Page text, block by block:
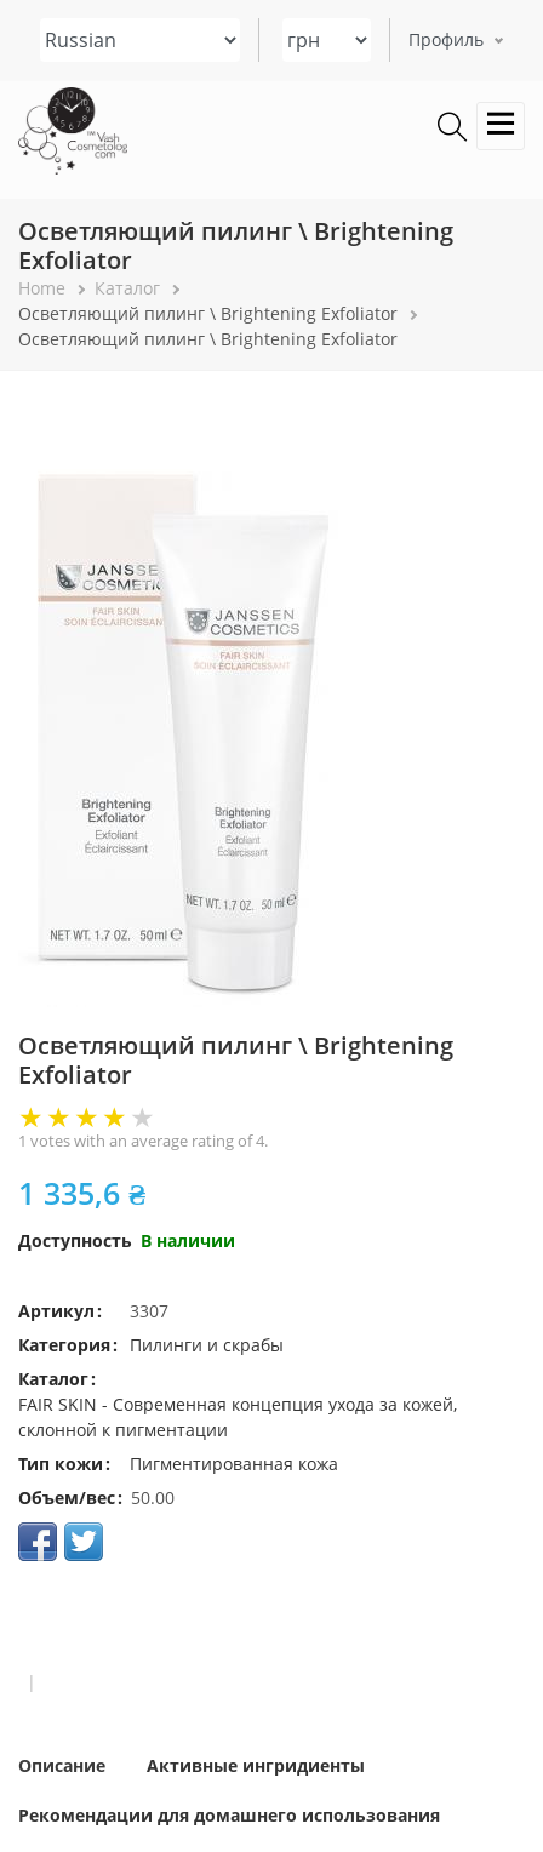
содержанию
Select your language
Профиль
Осветляющий пилинг \ Brightening
Exfoliator
Строка
навигации
Home
Каталог
Осветляющий пилинг \ Brightening Exfoliator
Осветляющий пилинг \ Brightening Exfoliator
Осветляющий пилинг \ Brightening
Exfoliator
1 votes with an average rating of 4.
1 335,6 ₴
Доступность В наличии
Артикул
3307
Категория
Пилинги и скрабы
Каталог
FAIR SKIN - Современная концепция ухода за кожей,
склонной к пигментации
Тип кожи
Пигментированная кожа
Объем/вес
50.00
Описание Активные ингридиенты
Рекомендации для домашнего использования